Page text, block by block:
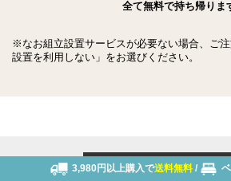
全て無料で持ち帰りま
※なお組立設置サービスが必要ない場合、ご
設置を利用しない」をお選びください。
メールでのお問い合わせは
3,980円以上購入で送料無料 /